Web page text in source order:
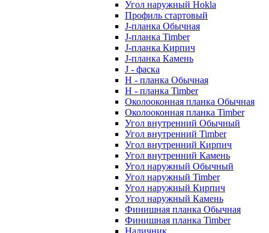
Угол наружный Hokla
Профиль стартовый
J-планка Обычная
J-планка Timber
J-планка Кирпич
J-планка Камень
J - фаска
Н - планка Обычная
Н - планка Timber
Околооконная планка Обычная
Околооконная планка Timber
Угол внутренний Обычный
Угол внутренний Timber
Угол внутренний Кирпич
Угол внутренний Камень
Угол наружный Обычный
Угол наружный Timber
Угол наружный Кирпич
Угол наружный Камень
Финишная планка Обычная
Финишная планка Timber
Наличник